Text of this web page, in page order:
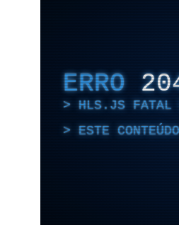
ERRO
HLS.JS FATAL
ESTE